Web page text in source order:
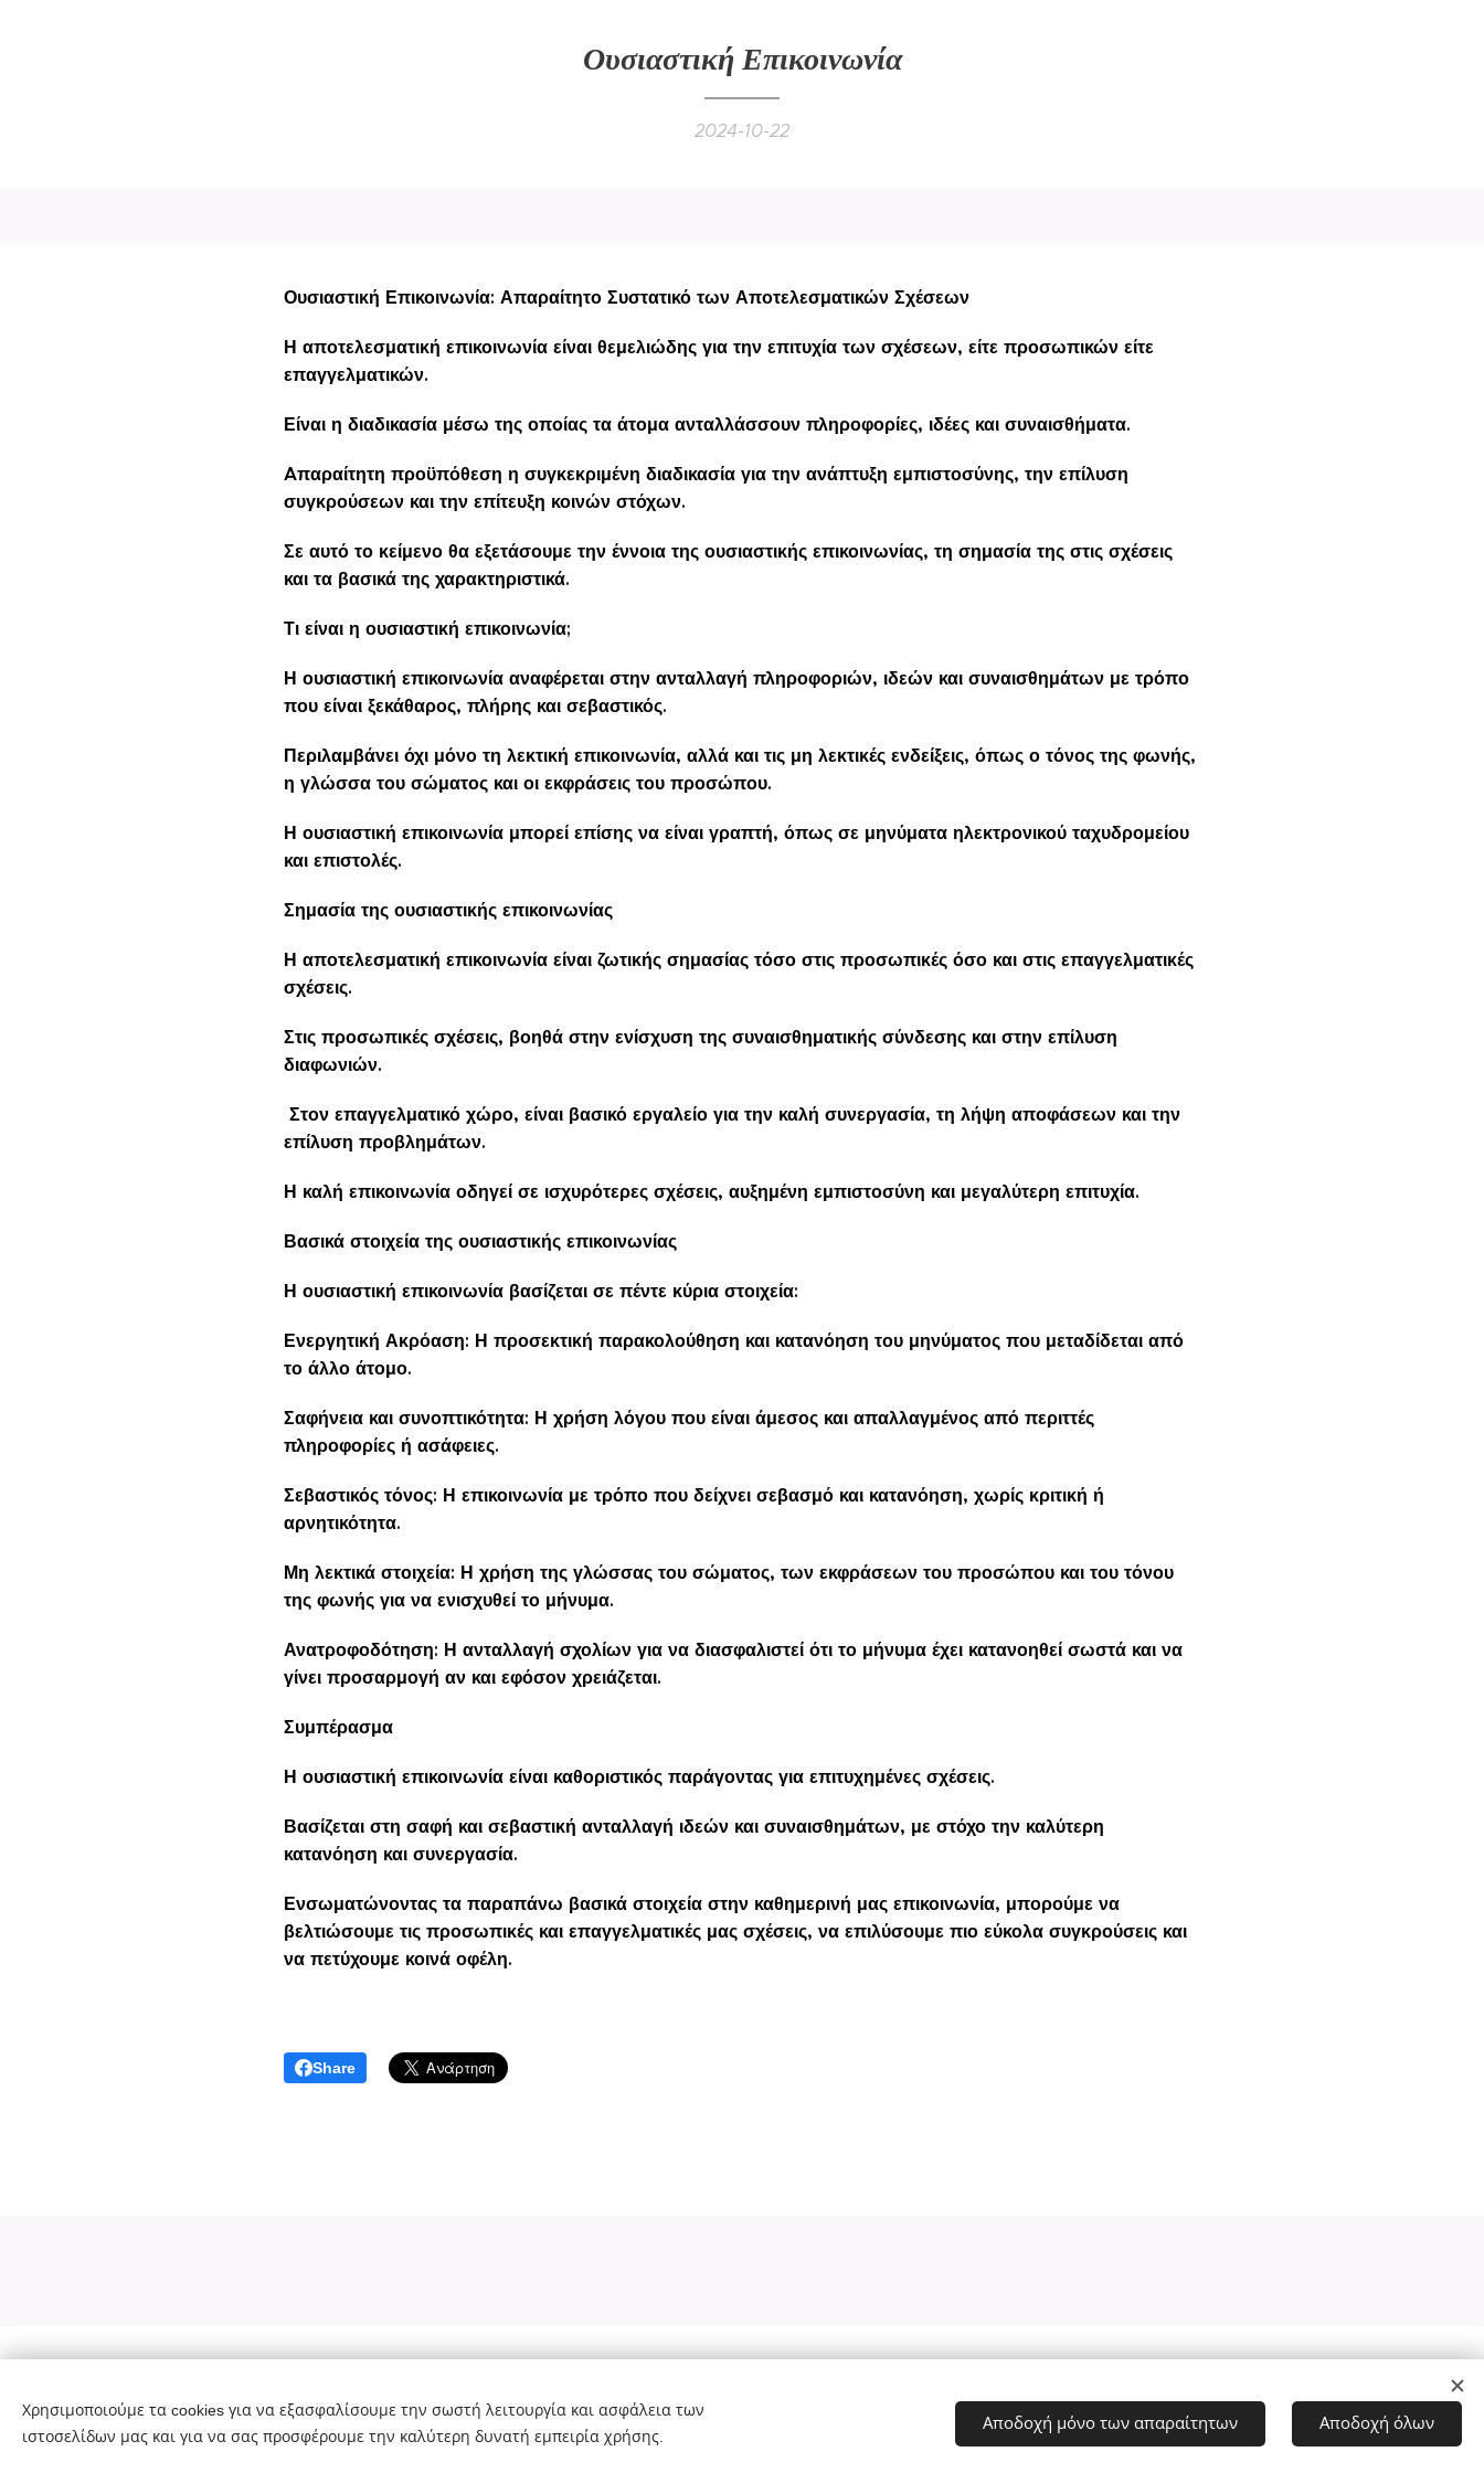
Ουσιαστική Επικοινωνία
2024-10-22
Ουσιαστική Επικοινωνία: Απαραίτητο Συστατικό των Αποτελεσματικών Σχέσεων
Η αποτελεσματική επικοινωνία είναι θεμελιώδης για την επιτυχία των σχέσεων, είτε προσωπικών είτε
επαγγελματικών.
Είναι η διαδικασία μέσω της οποίας τα άτομα ανταλλάσσουν πληροφορίες, ιδέες και συναισθήματα.
Aπαραίτητη προϋπόθεση η συγκεκριμένη διαδικασία για την ανάπτυξη εμπιστοσύνης, την επίλυση
συγκρούσεων και την επίτευξη κοινών στόχων.
Σε αυτό το κείμενο θα εξετάσουμε την έννοια της ουσιαστικής επικοινωνίας, τη σημασία της στις σχέσεις
και τα βασικά της χαρακτηριστικά.
Τι είναι η ουσιαστική επικοινωνία;
Η ουσιαστική επικοινωνία αναφέρεται στην ανταλλαγή πληροφοριών, ιδεών και συναισθημάτων με τρόπο
που είναι ξεκάθαρος, πλήρης και σεβαστικός.
Περιλαμβάνει όχι μόνο τη λεκτική επικοινωνία, αλλά και τις μη λεκτικές ενδείξεις, όπως ο τόνος της φωνής,
η γλώσσα του σώματος και οι εκφράσεις του προσώπου.
Η ουσιαστική επικοινωνία μπορεί επίσης να είναι γραπτή, όπως σε μηνύματα ηλεκτρονικού ταχυδρομείου
και επιστολές.
Σημασία της ουσιαστικής επικοινωνίας
Η αποτελεσματική επικοινωνία είναι ζωτικής σημασίας τόσο στις προσωπικές όσο και στις επαγγελματικές
σχέσεις.
Στις προσωπικές σχέσεις, βοηθά στην ενίσχυση της συναισθηματικής σύνδεσης και στην επίλυση
διαφωνιών.
Στον επαγγελματικό χώρο, είναι βασικό εργαλείο για την καλή συνεργασία, τη λήψη αποφάσεων και την
επίλυση προβλημάτων.
Η καλή επικοινωνία οδηγεί σε ισχυρότερες σχέσεις, αυξημένη εμπιστοσύνη και μεγαλύτερη επιτυχία.
Βασικά στοιχεία της ουσιαστικής επικοινωνίας
Η ουσιαστική επικοινωνία βασίζεται σε πέντε κύρια στοιχεία:
Ενεργητική Ακρόαση: Η προσεκτική παρακολούθηση και κατανόηση του μηνύματος που μεταδίδεται από
το άλλο άτομο.
Σαφήνεια και συνοπτικότητα: Η χρήση λόγου που είναι άμεσος και απαλλαγμένος από περιττές
πληροφορίες ή ασάφειες.
Σεβαστικός τόνος: Η επικοινωνία με τρόπο που δείχνει σεβασμό και κατανόηση, χωρίς κριτική ή
αρνητικότητα.
Μη λεκτικά στοιχεία: Η χρήση της γλώσσας του σώματος, των εκφράσεων του προσώπου και του τόνου
της φωνής για να ενισχυθεί το μήνυμα.
Ανατροφοδότηση: Η ανταλλαγή σχολίων για να διασφαλιστεί ότι το μήνυμα έχει κατανοηθεί σωστά και να
γίνει προσαρμογή αν και εφόσον χρειάζεται.
Συμπέρασμα
Η ουσιαστική επικοινωνία είναι καθοριστικός παράγοντας για επιτυχημένες σχέσεις.
Βασίζεται στη σαφή και σεβαστική ανταλλαγή ιδεών και συναισθημάτων, με στόχο την καλύτερη
κατανόηση και συνεργασία.
Ενσωματώνοντας τα παραπάνω βασικά στοιχεία στην καθημερινή μας επικοινωνία, μπορούμε να
βελτιώσουμε τις προσωπικές και επαγγελματικές μας σχέσεις, να επιλύσουμε πιο εύκολα συγκρούσεις και
να πετύχουμε κοινά οφέλη.
Share
Χρυσή Στάμου - Ψυχολόγος, Ψυχοθεραπεύτρια
Υλοποιήθηκε από τηWebnode
Cookies
Χρησιμοποιούμε τα cookies για να εξασφαλίσουμε την σωστή λειτουργία και ασφάλεια των
ιστοσελίδων μας και για να σας προσφέρουμε την καλύτερη δυνατή εμπειρία χρήσης.
Αποδοχή μόνο των απαραίτητων Αποδοχή όλων